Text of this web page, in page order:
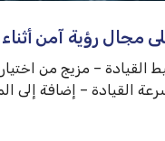
مجال رؤية آمن أثناء
القيادة – مزيج من
القيادة – إضافة إلى